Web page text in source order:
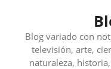
contenidoBlog variado con
televisión, arte,
naturaleza,